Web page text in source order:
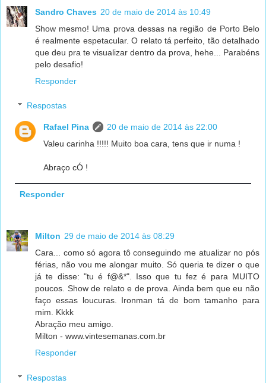
Sandro Chaves 20 de maio de 2014 às 10:49
Show mesmo! Uma prova dessas na região de Porto Belo
é realmente espetacular. O relato tá perfeito, tão detalhado
que deu pra te visualizar dentro da prova, hehe... Parabéns
pelo desafio!
Responder
Respostas
Rafael Pina
20 de maio de 2014 às 22:00
Valeu carinha !!!!! Muito boa cara, tens que ir numa !
Abraço cÓ !
Responder
Milton 29 de maio de 2014 às 08:29
Cara... como só agora tô conseguindo me atualizar no pós
férias, não vou me alongar muito. Só queria te dizer o que
já te disse: "tu é f@&*". Isso que tu fez é para MUITO
poucos. Show de relato e de prova. Ainda bem que eu não
faço essas loucuras. Ironman tá de bom tamanho para
mim. Kkkk
Abração meu amigo.
Milton - www.vintesemanas.com.br
Responder
Respostas